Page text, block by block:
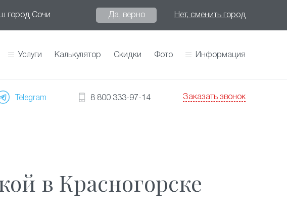
город Сочи Да, верно Нет, сменить город
Услуги Калькулятор Скидки Фото Информация
Telegram 8 800 333-97-14 Заказать звонок
в Красногорске